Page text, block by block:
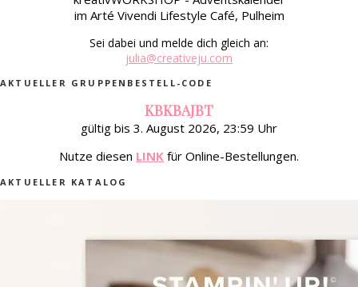
im Arté Vivendi Lifestyle Café, Pulheim
Sei dabei und melde dich gleich an:
julia@creativeju.com
AKTUELLER GRUPPENBESTELL-CODE
KBKBAJBT
gültig bis 3. August 2026, 23:59 Uhr
Nutze diesen LINK für Online-Bestellungen.
AKTUELLER KATALOG